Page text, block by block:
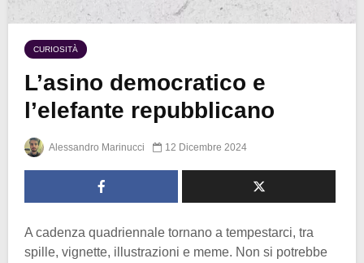
CURIOSITÀ
L’asino democratico e
l’elefante repubblicano
Alessandro Marinucci 12 Dicembre 2024
A cadenza quadriennale tornano a tempestarci, tra
spille, vignette, illustrazioni e meme. Non si potrebbe